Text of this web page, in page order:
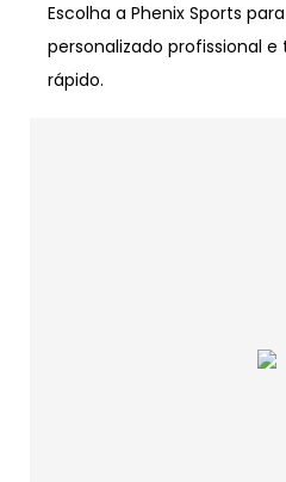
Escolha a Phenix Sports
personalizado profissional
rápido.